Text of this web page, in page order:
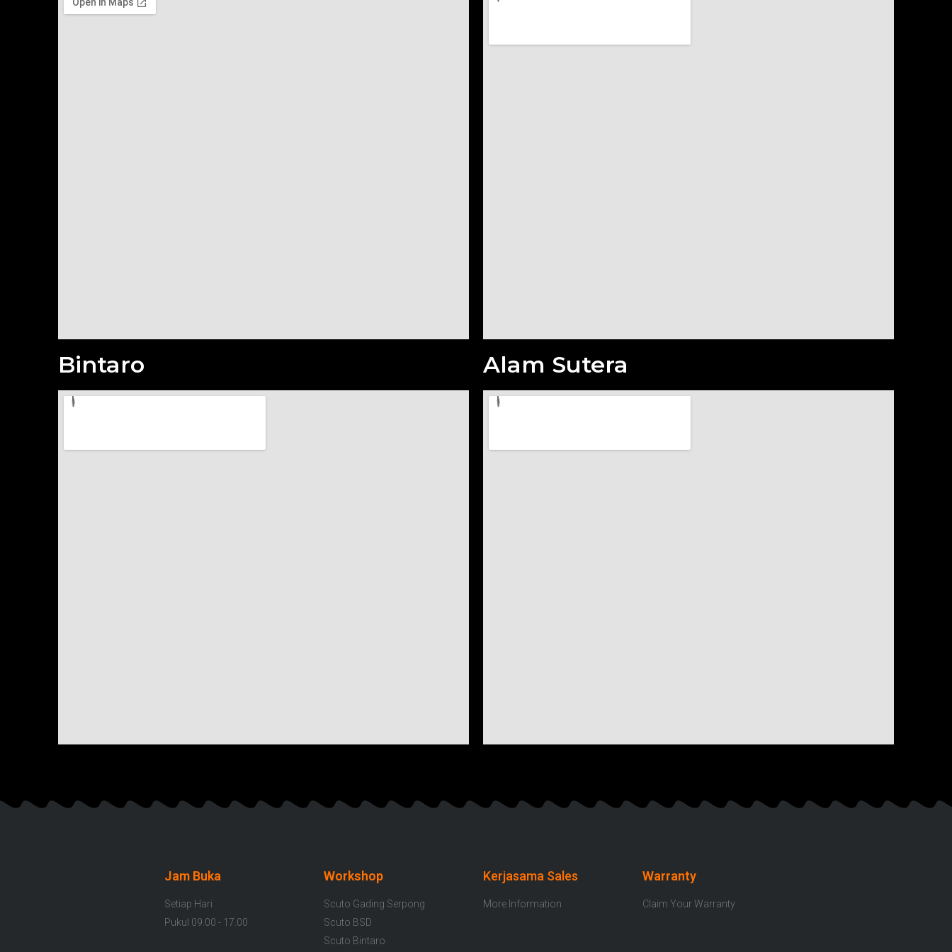
Bintaro Alam Sutera
Jam Buka
Setiap Hari
Pukul 09.00 - 17.00
Workshop
Scuto Gading Serpong
Scuto BSD
Scuto Bintaro
Kerjasama Sales
More Information
Warranty
Claim Your Warranty